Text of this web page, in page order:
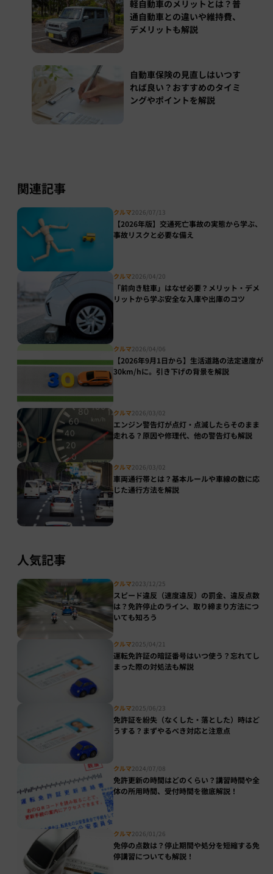
軽自動車のメリットとは？普
通自動車との違いや維持費、
デメリットも解説
自動車保険の見直しはいつす
れば良い？おすすめのタイミ
ングやポイントを解説
関連記事
クルマ2026/07/13
【2026年版】交通死亡事故の実態から学ぶ、
事故リスクと必要な備え
クルマ2026/04/20
「前向き駐車」はなぜ必要？メリット・デメ
リットから学ぶ安全な入庫や出庫のコツ
クルマ2026/04/06
【2026年9月1日から】生活道路の法定速度が
30km/hに。引き下げの背景を解説
クルマ2026/03/02
エンジン警告灯が点灯・点滅したらそのまま
走れる？原因や修理代、他の警告灯も解説
クルマ2026/03/02
車両通行帯とは？基本ルールや車線の数に応
じた通行方法を解説
人気記事
クルマ2023/12/25
スピード違反（速度違反）の罰金、違反点数
は？免許停止のライン、取り締まり方法につ
いても知ろう
クルマ2025/04/21
運転免許証の暗証番号はいつ使う？忘れてし
まった際の対処法も解説
クルマ2025/06/23
免許証を紛失（なくした・落とした）時はど
うする？まずやるべき対応と注意点
クルマ2024/07/08
免許更新の時間はどのくらい？講習時間や全
体の所用時間、受付時間を徹底解説！
クルマ2026/01/26
免停の点数は？停止期間や処分を短縮する免
停講習についても解説！